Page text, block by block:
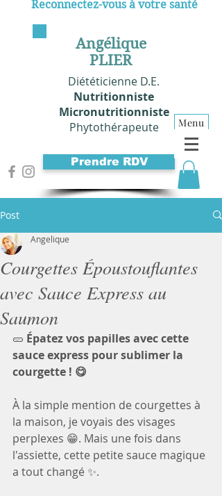
Angélique
PLIER
Diététicienne D.E.
Nutritionniste
Micronutritionniste
Phytothérapeute
Menu
Reconnectez-vous à votre santé
Prendre RDV
Post
Courgettes Époustouflantes
avec Sauce Express au
Saumon
Angelique
🥒 Épatez vos papilles avec cette
sauce express pour sublimer la
courgette ! 😋
À la simple mention de courgettes à
la maison, je voyais des visages
perplexes 😁. Mais une fois dans
l'assiette, cette petite sauce magique
a tout changé ✨.